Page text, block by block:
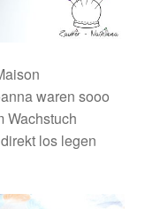
waren sooo
Wachstuch
los legen